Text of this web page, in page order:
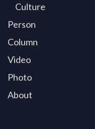
Culture
Person
Column
Video
Photo
About